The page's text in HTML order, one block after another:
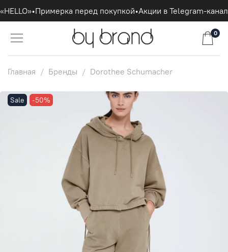
•Примерка перед покупкой•Акции в Telegram-канале
0
Главная Бренды Dorothee Schumacher
Sale -50%